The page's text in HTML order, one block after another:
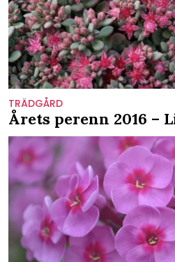
TRÄDGÅRD
Årets perenn 2016 –